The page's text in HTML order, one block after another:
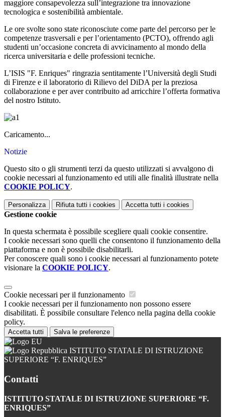
maggiore consapevolezza sull’integrazione tra innovazione
tecnologica e sostenibilità ambientale.
Le ore svolte sono state riconosciute come parte del percorso per le
competenze trasversali e per l’orientamento (PCTO), offrendo agli
studenti un’occasione concreta di avvicinamento al mondo della
ricerca universitaria e delle professioni tecniche.
L’ISIS "F. Enriques" ringrazia sentitamente l’Università degli Studi
di Firenze e il laboratorio di Rilievo del DiDA per la preziosa
collaborazione e per aver contribuito ad arricchire l’offerta formativa
del nostro Istituto.
Caricamento...
Notizie
Questo sito o gli strumenti terzi da questo utilizzati si avvalgono di
cookie necessari al funzionamento ed utili alle finalità illustrate nella
COOKIE POLICY.
Personalizza Rifiuta tutti i cookies Accetta tutti i cookies
Gestione cookie
In questa schermata è possibile scegliere quali cookie consentire.
I cookie necessari sono quelli che consentono il funzionamento della
piattaforma e non è possibile disabilitarli.
Per conoscere quali sono i cookie necessari al funzionamento potete
visionare la COOKIE POLICY.
Cookie necessari per il funzionamento
I cookie necessari per il funzionamento non possono essere
disabilitati. È possibile consultare l'elenco nella pagina della cookie
policy.
Accetta tutti Salva le preferenze
ISTITUTO STATALE DI ISTRUZIONE
SUPERIORE “F. ENRIQUES”
Contatti
ISTITUTO STATALE DI ISTRUZIONE SUPERIORE “F.
ENRIQUES”